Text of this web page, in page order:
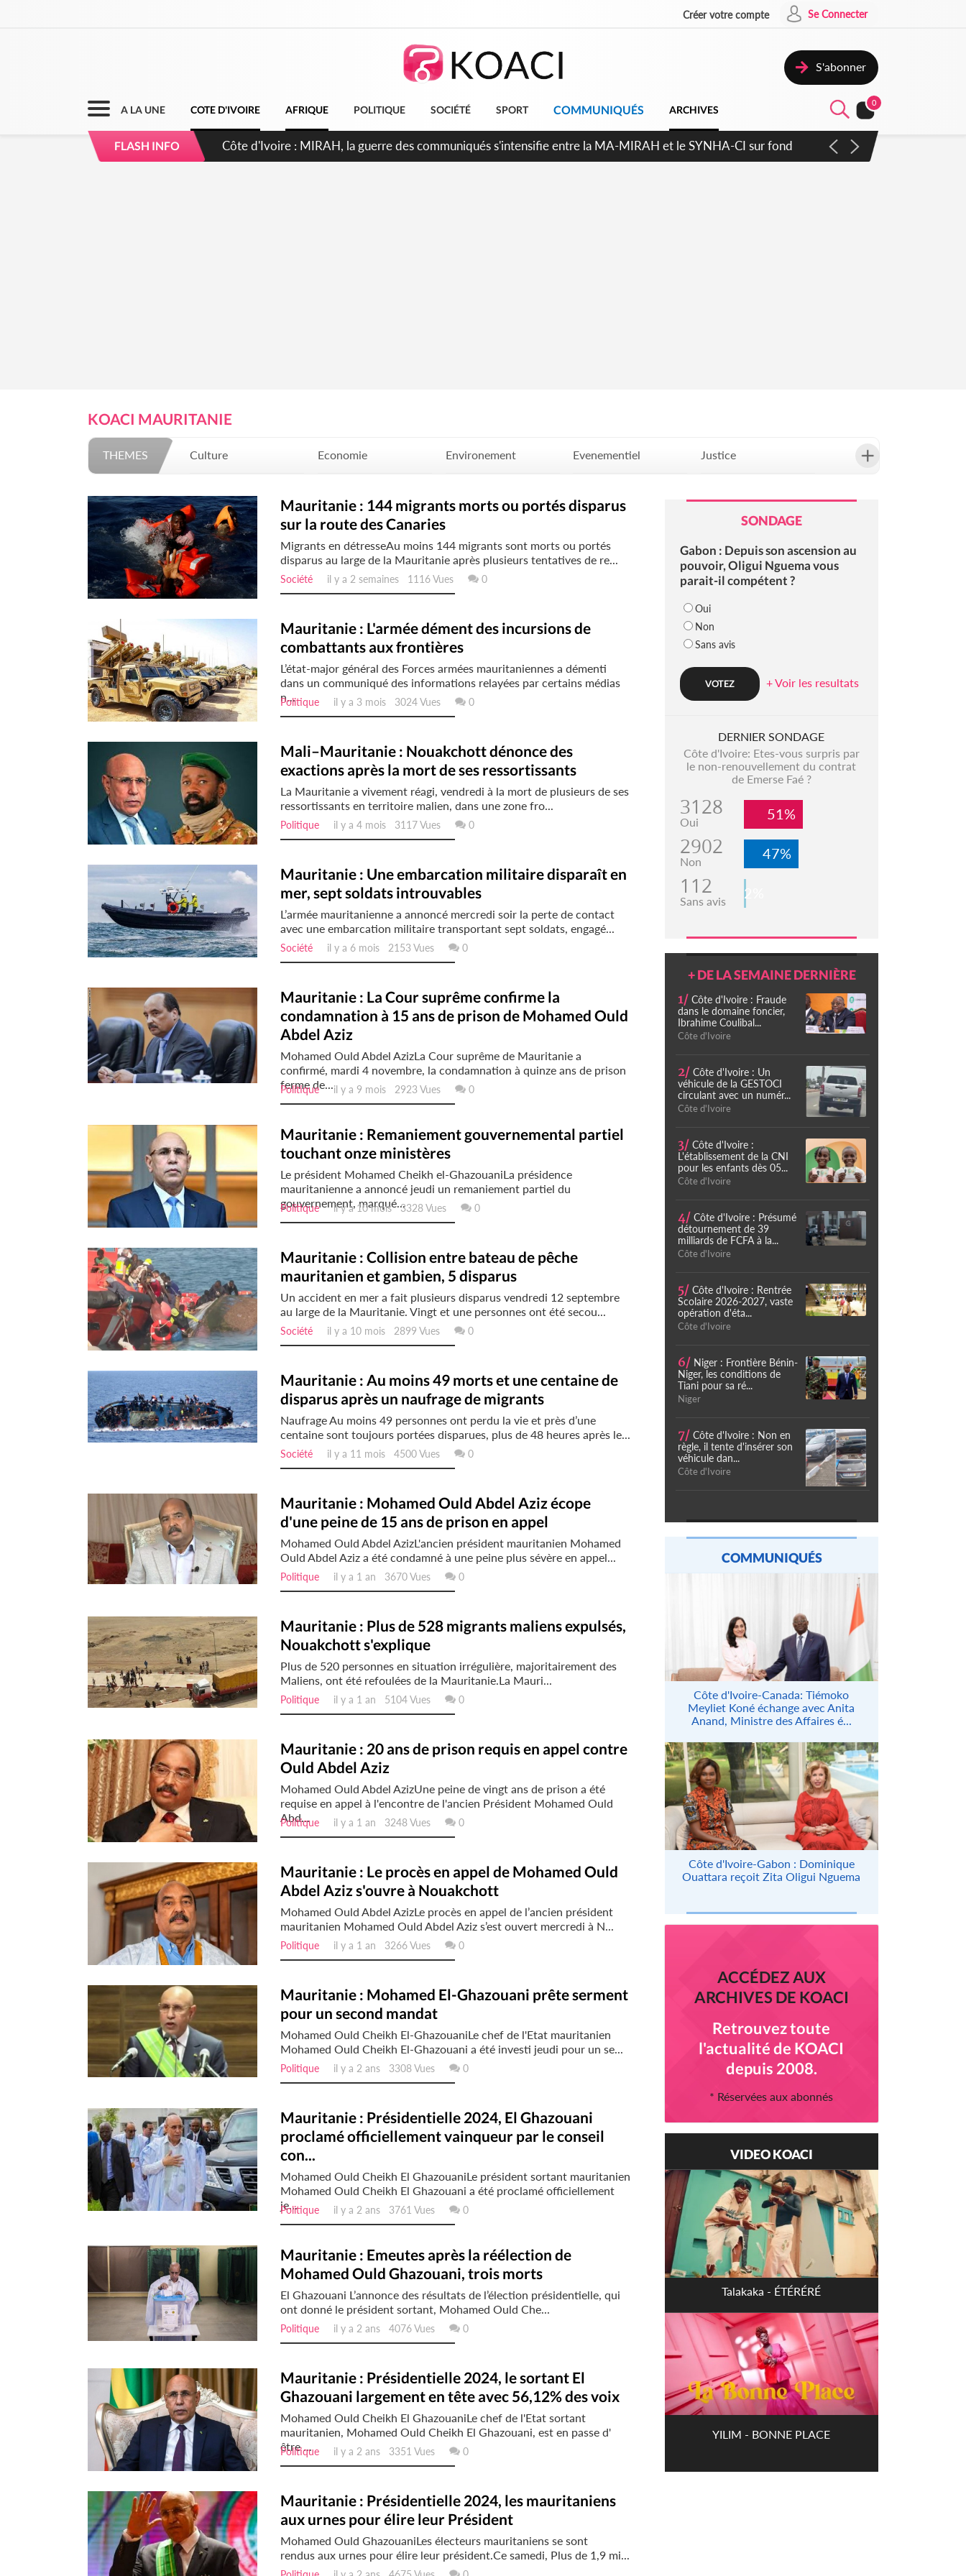
Créer votre compte Se Connecter
S'abonner
A LA UNE COTE D'IVOIRE AFRIQUE POLITIQUE SOCIÉTÉ SPORT COMMUNIQUÉS ARCHIVES
0
FLASH INFO Côte d'Ivoire : Indépendance 2026, Thiam plaide pour un environnement démocratique plus apaisé
KOACI MAURITANIE
THEMES Culture Economie Environement Evenementiel Justice
Mauritanie : 144 migrants morts ou portés disparus
sur la route des Canaries
Migrants en détresseAu moins 144 migrants sont morts ou portés
disparus au large de la Mauritanie après plusieurs tentatives de re...
Société il y a 2 semaines 1116 Vues 0
Mauritanie : L'armée dément des incursions de
combattants aux frontières
L’état-major général des Forces armées mauritaniennes a démenti
dans un communiqué des informations relayées par certains médias
n...
Politique il y a 3 mois 3024 Vues 0
Mali–Mauritanie : Nouakchott dénonce des
exactions après la mort de ses ressortissants
La Mauritanie a vivement réagi, vendredi à la mort de plusieurs de ses
ressortissants en territoire malien, dans une zone fro...
Politique il y a 4 mois 3117 Vues 0
Mauritanie : Une embarcation militaire disparaît en
mer, sept soldats introuvables
L’armée mauritanienne a annoncé mercredi soir la perte de contact
avec une embarcation militaire transportant sept soldats, engagé...
Société il y a 6 mois 2153 Vues 0
Mauritanie : La Cour suprême confirme la
condamnation à 15 ans de prison de Mohamed Ould
Abdel Aziz
Mohamed Ould Abdel AzizLa Cour suprême de Mauritanie a
confirmé, mardi 4 novembre, la condamnation à quinze ans de prison
ferme de...
Politiqueil y a 9 mois 2923 Vues 0
Mauritanie : Remaniement gouvernemental partiel
touchant onze ministères
Le président Mohamed Cheikh el-GhazouaniLa présidence
mauritanienne a annoncé jeudi un remaniement partiel du
gouvernement, marqué...
Politiqueil y a 10 mois 3328 Vues 0
Mauritanie : Collision entre bateau de pêche
mauritanien et gambien, 5 disparus
Un accident en mer a fait plusieurs disparus vendredi 12 septembre
au large de la Mauritanie. Vingt et une personnes ont été secou...
Société il y a 10 mois 2899 Vues 0
Mauritanie : Au moins 49 morts et une centaine de
disparus après un naufrage de migrants
Naufrage Au moins 49 personnes ont perdu la vie et près d’une
centaine sont toujours portées disparues, plus de 48 heures après le...
Société il y a 11 mois 4500 Vues 0
Mauritanie : Mohamed Ould Abdel Aziz écope
d'une peine de 15 ans de prison en appel
Mohamed Ould Abdel AzizL'ancien président mauritanien Mohamed
Ould Abdel Aziz a été condamné à une peine plus sévère en appel...
Politique il y a 1 an 3670 Vues 0
Mauritanie : Plus de 528 migrants maliens expulsés,
Nouakchott s'explique
Plus de 520 personnes en situation irrégulière, majoritairement des
Maliens, ont été refoulées de la Mauritanie.La Mauri...
Politique il y a 1 an 5104 Vues 0
Mauritanie : 20 ans de prison requis en appel contre
Ould Abdel Aziz
Mohamed Ould Abdel AzizUne peine de vingt ans de prison a été
requise en appel à l'encontre de l'ancien Président Mohamed Ould
Abd...
Politique il y a 1 an 3248 Vues 0
Mauritanie : Le procès en appel de Mohamed Ould
Abdel Aziz s'ouvre à Nouakchott
Mohamed Ould Abdel AzizLe procès en appel de l’ancien président
mauritanien Mohamed Ould Abdel Aziz s’est ouvert mercredi à N...
Politique il y a 1 an 3266 Vues 0
Mauritanie : Mohamed El-Ghazouani prête serment
pour un second mandat
Mohamed Ould Cheikh El-GhazouaniLe chef de l'Etat mauritanien
Mohamed Ould Cheikh El-Ghazouani a été investi jeudi pour un se...
Politique il y a 2 ans 3308 Vues 0
Mauritanie : Présidentielle 2024, El Ghazouani
proclamé officiellement vainqueur par le conseil
con...
Mohamed Ould Cheikh El GhazouaniLe président sortant mauritanien
Mohamed Ould Cheikh El Ghazouani a été proclamé officiellement
je...
Politique il y a 2 ans 3761 Vues 0
Mauritanie : Emeutes après la réélection de
Mohamed Ould Ghazouani, trois morts
El Ghazouani L’annonce des résultats de l’élection présidentielle, qui
ont donné le président sortant, Mohamed Ould Che...
Politique il y a 2 ans 4076 Vues 0
Mauritanie : Présidentielle 2024, le sortant El
Ghazouani largement en tête avec 56,12% des voix
Mohamed Ould Cheikh El GhazouaniLe chef de l'Etat sortant
mauritanien, Mohamed Ould Cheikh El Ghazouani, est en passe d'
être ...
Politique il y a 2 ans 3351 Vues 0
Mauritanie : Présidentielle 2024, les mauritaniens
aux urnes pour élire leur Président
Mohamed Ould GhazouaniLes électeurs mauritaniens se sont
rendus aux urnes pour élire leur président.Ce samedi, Plus de 1,9 mi...
SONDAGE
Gabon : Depuis son ascension au
pouvoir, Oligui Nguema vous
parait-il compétent ?
Oui
Non
Sans avis
+ Voir les resultats
DERNIER SONDAGE
Côte d'Ivoire: Etes-vous surpris par
le non-renouvellement du contrat
de Emerse Faé ?
3128
Oui 51%
2902
Non 47%
112
Sans avis 2%
+ DE LA SEMAINE DERNIÈRE
1/ Côte d'Ivoire : Fraude
dans le domaine foncier,
Ibrahime Coulibal...
Côte d'Ivoire
2/ Côte d'Ivoire : Un
véhicule de la GESTOCI
circulant avec un numér...
Côte d'Ivoire
3/ Côte d'Ivoire :
L'établissement de la CNI
pour les enfants dès 05...
Côte d'Ivoire
4/ Côte d'Ivoire : Présumé
détournement de 39
milliards de FCFA à la...
Côte d'Ivoire
5/ Côte d'Ivoire : Rentrée
Scolaire 2026-2027, vaste
opération d'éta...
Côte d'Ivoire
6/ Niger : Frontière Bénin-
Niger, les conditions de
Tiani pour sa ré...
Niger
7/ Côte d'Ivoire : Non en
règle, il tente d'insérer son
véhicule dan...
Côte d'Ivoire
COMMUNIQUÉS
Côte d'Ivoire-Canada: Tiémoko
Meyliet Koné échange avec Anita
Anand, Ministre des Affaires é...
Côte d'Ivoire-Gabon : Dominique
Ouattara reçoit Zita Oligui Nguema
ACCÉDEZ AUX
ARCHIVES DE KOACI
Retrouvez toute
l'actualité de KOACI
depuis 2008.
* Réservées aux abonnés
VIDEO KOACI
Talakaka - ÉTÉRÉRÉ
YILIM - BONNE PLACE